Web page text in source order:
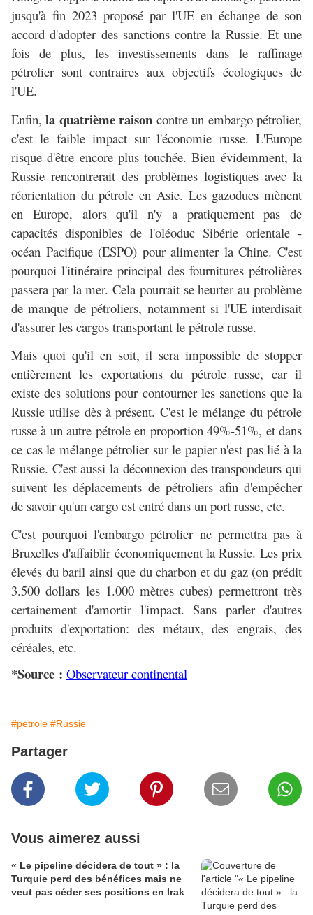
jusqu'à fin 2023 proposé par l'UE en échange de son
accord d'adopter des sanctions contre la Russie. Et une
fois de plus, les investissements dans le raffinage
pétrolier sont contraires aux objectifs écologiques de
l'UE.
Enfin,la quatrième raison contre un embargo pétrolier,
c'est le faible impact sur l'économie russe. L'Europe
risque d'être encore plus touchée. Bien évidemment, la
Russie rencontrerait des problèmes logistiques avec la
réorientation du pétrole en Asie. Les gazoducs mènent
en Europe, alors qu'il n'y a pratiquement pas de
capacités disponibles de l'oléoduc Sibérie orientale -
océan Pacifique (ESPO) pour alimenter la Chine. C'est
pourquoi l'itinéraire principal des fournitures pétrolières
passera par la mer. Cela pourrait se heurter au problème
de manque de pétroliers, notamment si l'UE interdisait
d'assurer les cargos transportant le pétrole russe.
Mais quoi qu'il en soit, il sera impossible de stopper
entièrement les exportations du pétrole russe, car il
existe des solutions pour contourner les sanctions que la
Russie utilise dès à présent. C'est le mélange du pétrole
russe à un autre pétrole en proportion 49%-51%, et dans
ce cas le mélange pétrolier sur le papier n'est pas lié à la
Russie. C'est aussi la déconnexion des transpondeurs qui
suivent les déplacements de pétroliers afin d'empêcher
de savoir qu'un cargo est entré dans un port russe, etc.
C'est pourquoi l'embargo pétrolier ne permettra pas à
Bruxelles d'affaiblir économiquement la Russie. Les prix
élevés du baril ainsi que du charbon et du gaz (on prédit
3.500 dollars les 1.000 mètres cubes) permettront très
certainement d'amortir l'impact. Sans parler d'autres
produits d'exportation: des métaux, des engrais, des
céréales, etc.
*Source : Observateur continental
#petrole #Russie
Partager
Vous aimerez aussi
« Le pipeline décidera de tout » : la
Turquie perd des bénéfices mais ne
veut pas céder ses positions en Irak